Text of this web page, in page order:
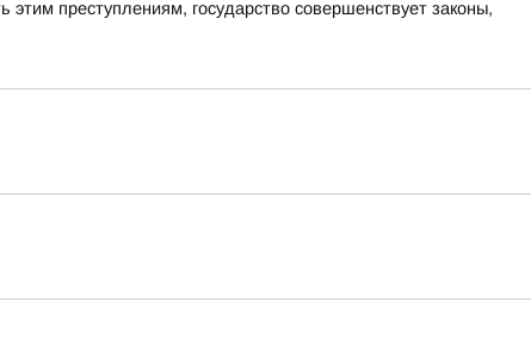
преступлениям, государство совершенствует законы,